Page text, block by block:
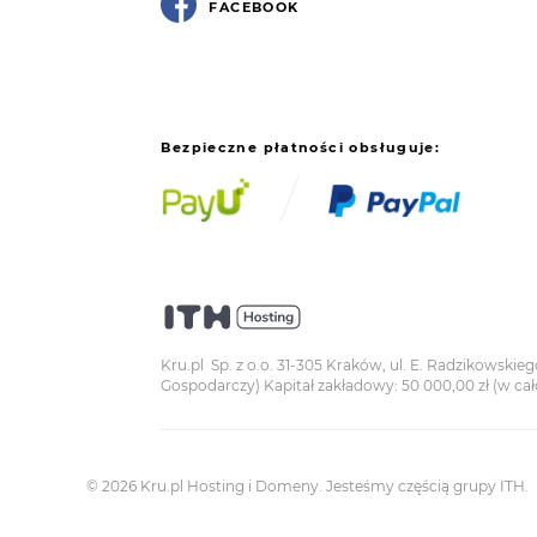
FACEBOOK
Bezpieczne płatności obsługuje:
Kru.pl Sp. z o.o. 31-305 Kraków, ul. E.
Gospodarczy) Kapitał zakładowy: 50 000,00 zł (w
© 2026 Kru.pl Hosting i Domeny. Jesteśmy częścią grupy ITH.